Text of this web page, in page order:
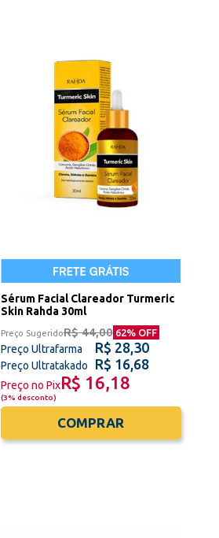
Sérum Facial Clareador Turmeric
Skin Rahda 30ml
Preço SugeridoR$ 44,00 62% OFF
Preço Ultrafarma R$ 28,30
Preço Ultratakado R$ 16,68
Preço no PixR$ 16,18
(3% desconto)
COMPRAR